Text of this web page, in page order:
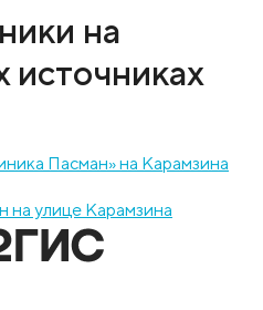
на
источниках
Пасман» на Карамзина